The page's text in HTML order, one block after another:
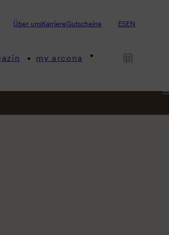
Über unsKarriereGutscheine ESEN
my arcona